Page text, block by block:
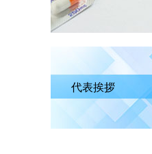
代表挨拶